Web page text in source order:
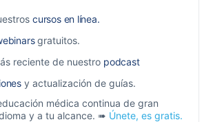
cursos en línea.
gratuitos.
reciente de nuestro podcast
y actualización de guías.
médica continua de gran
y a tu alcance. ➠ Únete, es gratis.